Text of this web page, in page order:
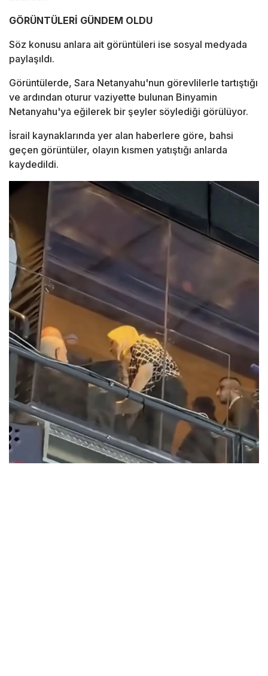
GÖRÜNTÜLERİ GÜNDEM OLDU
Söz konusu anlara ait görüntüleri ise sosyal medyada
paylaşıldı.
Görüntülerde, Sara Netanyahu'nun görevlilerle tartıştığı
ve ardından oturur vaziyette bulunan Binyamin
Netanyahu'ya eğilerek bir şeyler söylediği görülüyor.
İsrail kaynaklarında yer alan haberlere göre, bahsi
geçen görüntüler, olayın kısmen yatıştığı anlarda
kaydedildi.